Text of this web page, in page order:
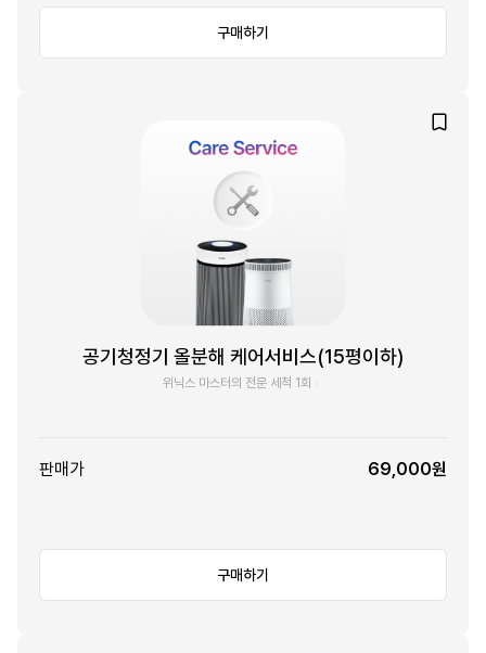
구매하기
공기청정기 올분해 케어서비스(15평이하)
위닉스 마스터의 전문 세척 1회
판매가 69,000원
구매하기